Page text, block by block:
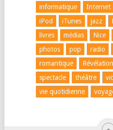
informatique
Internet
iPod
iTunes jazz
livres
médias Nice
photos
pop radio
romantique
spectacle
théâtre
vie quotidienne